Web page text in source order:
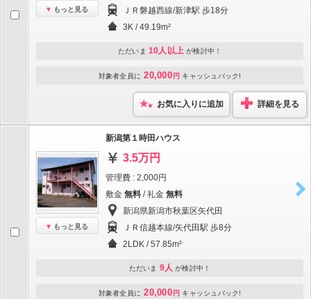
もっと見る
ＪＲ磐越西線/新津駅 歩18分
3K / 49.19m²
ただいま 10人以上 が検討中！
対象者全員に 20,000 円 キャッシュバック!
お気に入りに追加 詳細を見る
もっと見る
新潟第１時田ハウス
3.5万円
管理費 : 2,000円
敷金 無料 / 礼金 無料
新潟県新潟市秋葉区矢代田
ＪＲ信越本線/矢代田駅 歩8分
2LDK / 57.85m²
ただいま 9人 が検討中！
対象者全員に 20,000 円 キャッシュバック!